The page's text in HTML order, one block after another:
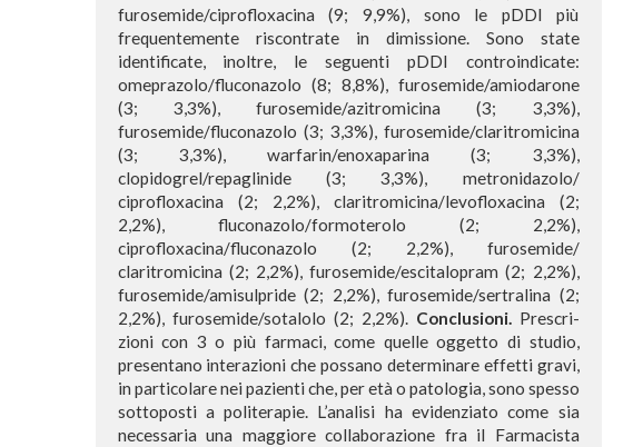
furosemide/ciprofloxacina (9; 9,9%), sono le pDDI più
frequentemente riscontrate in dimissione. Sono state
identificate, inoltre, le seguenti pDDI controindicate:
omeprazolo/fluconazolo (8; 8,8%), furosemide/amiodarone
(3; 3,3%), furosemide/azitromicina (3; 3,3%),
furosemide/fluconazolo (3; 3,3%), furosemide/claritromicina
(3; 3,3%), warfarin/enoxaparina (3; 3,3%),
clopidogrel/repaglinide (3; 3,3%), metronidazolo/
ciprofloxacina (2; 2,2%), claritromicina/levofloxacina (2;
2,2%), fluconazolo/formoterolo (2; 2,2%),
ciprofloxacina/fluconazolo (2; 2,2%), furosemide/
claritromicina (2; 2,2%), furosemide/escitalopram (2; 2,2%),
furosemide/amisulpride (2; 2,2%), furosemide/sertralina (2;
2,2%), furosemide/sotalolo (2; 2,2%). Conclusioni.Prescri-
zioni con 3 o più farmaci, come quelle oggetto di studio,
presentano interazioni che possano determinare effetti gravi,
in particolare nei pazienti che, per età o patologia, sono spesso
sottoposti a politerapie. L’analisi ha evidenziato come sia
necessaria una maggiore collaborazione fra il Farmacista